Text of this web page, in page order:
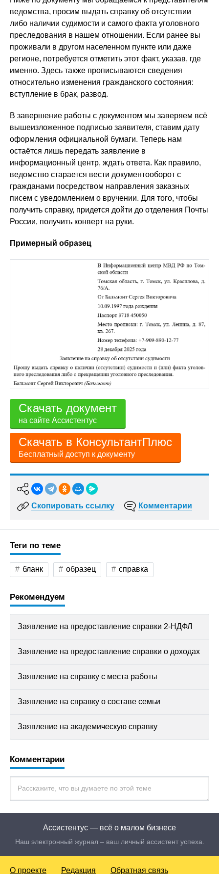
ведомства, просим выдать справку об отсутствии
либо наличии судимости и самого факта уголовного
преследования в нашем отношении. Если ранее вы
проживали в другом населенном пункте или даже
регионе, потребуется отметить этот факт, указав, где
именно. Здесь также прописываются сведения
относительно изменения гражданского состояния:
вступление в брак, развод.
В завершение работы с документом мы заверяем всё
вышеизложенное подписью заявителя, ставим дату
оформления официальной бумаги. Теперь нам
остаётся лишь передать заявление в
информационный центр, ждать ответа. Как правило,
ведомство старается вести документооборот с
гражданами посредством направления заказных
писем с уведомлением о вручении. Для того, чтобы
получить справку, придется дойти до отделения Почты
России, получить конверт на руки.
Примерный образец
Скачать документ
на сайте Ассистентус
Скачать в КонсультантПлюс
Бесплатный доступ к документу
Скопировать ссылку Комментарии
Теги по теме
бланк образец справка
Рекомендуем
Заявление на предоставление справки 2-НДФЛ
Заявление на предоставление справки о доходах
Заявление на справку с места работы
Заявление на справку о составе семьи
Заявление на академическую справку
Комментарии
Ассистентус — всё о малом бизнесе
Наш электронный журнал – ваш личный ассистент успеха.
О проекте Редакция Обратная связь